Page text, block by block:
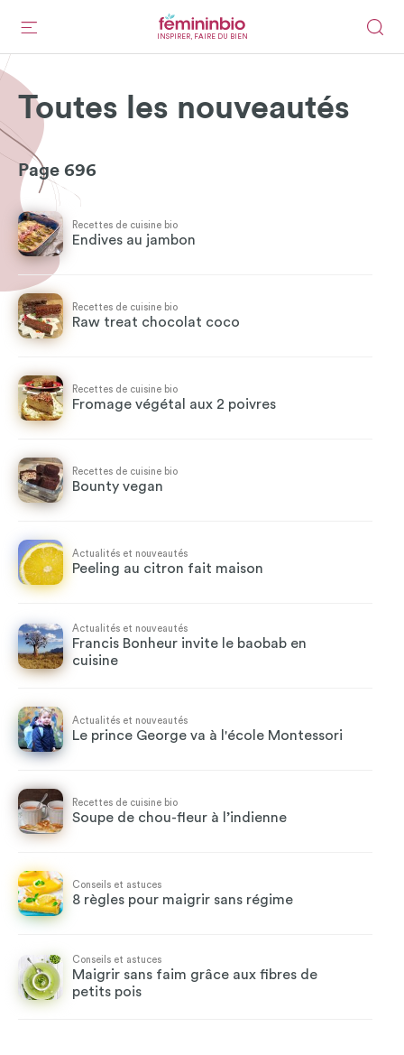
INSPIRER, FAIRE DU BIEN
Toutes les nouveautés
Page 696
Recettes de cuisine bio
Endives au jambon
Recettes de cuisine bio
Raw treat chocolat coco
Recettes de cuisine bio
Fromage végétal aux 2 poivres
Recettes de cuisine bio
Bounty vegan
Actualités et nouveautés
Peeling au citron fait maison
Actualités et nouveautés
Francis Bonheur invite le baobab en
cuisine
Actualités et nouveautés
Le prince George va à l'école Montessori
Recettes de cuisine bio
Soupe de chou-fleur à l’indienne
Conseils et astuces
8 règles pour maigrir sans régime
Conseils et astuces
Maigrir sans faim grâce aux fibres de
petits pois